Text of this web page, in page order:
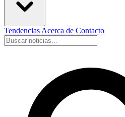
Tendencias Acerca de Contacto